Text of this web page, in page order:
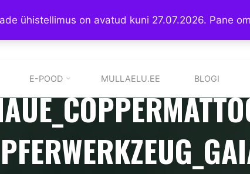
E-POOD MULLAELU.EE BLOGI
TUZA
ühistellimus on avatud kuni 27.07.2026. Pane